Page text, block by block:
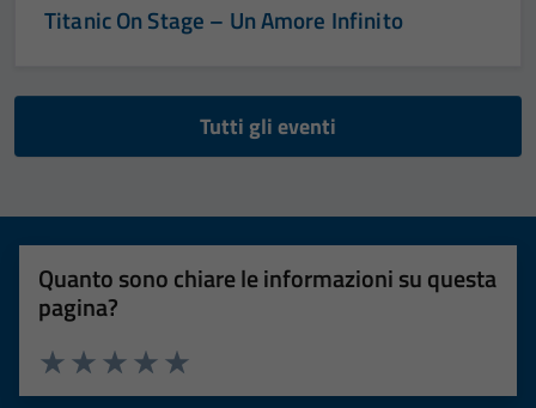
Titanic On Stage – Un Amore Infinito
Tutti gli eventi
Quanto sono chiare le informazioni su questa
pagina?
Valuta 5 stelle su 5
Valuta 4 stelle su 5
Valuta 3 stelle su 5
Valuta 2 stelle su 5
Valuta 1 stelle su 5